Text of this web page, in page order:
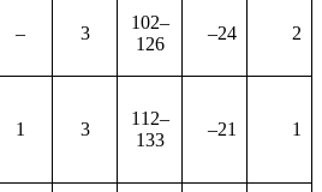
– 3
102–
126
–24 2
1 3
112–
133
–21 1